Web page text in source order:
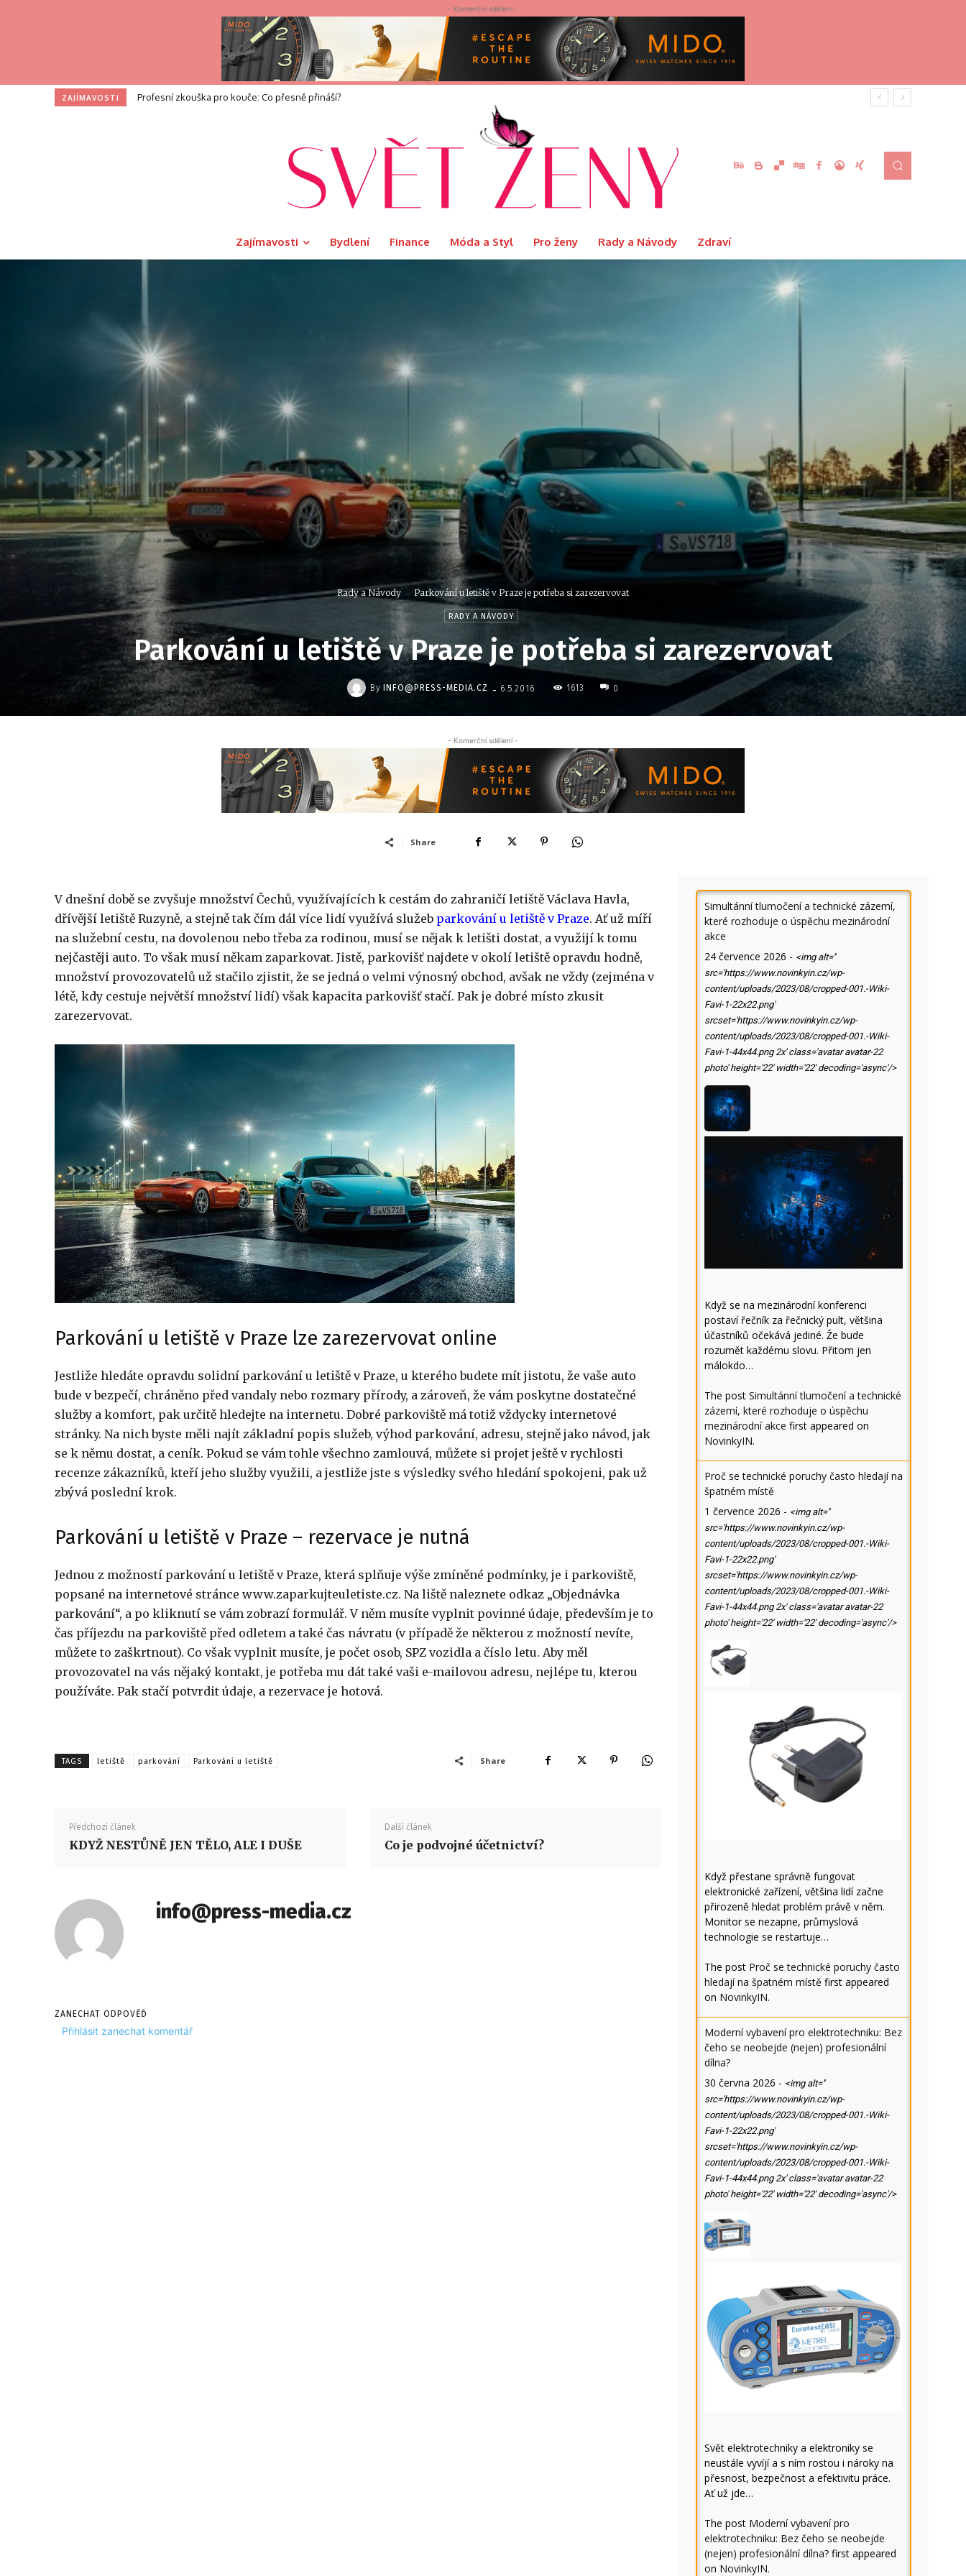
- Komerční sdělení -
ZAJÍMAVOSTI I na toaletě si zasloužíte dotek luxusu. Velvet představuje limitovanou edici Ritual s podmanivou vůní Orientu
Zajímavosti Bydlení Finance Móda a Styl Pro ženy Rady a Návody Zdraví
Rady a Návody Parkování u letiště v Praze je potřeba si zarezervovat
RADY A NÁVODY
Parkování u letiště v Praze je potřeba si zarezervovat
By INFO@PRESS-MEDIA.CZ - 6.5.2016 1613 0
- Komerční sdělení -
Share
V dnešní době se zvyšuje množství Čechů, využívajících k cestám do zahraničí letiště Václava Havla,
dřívější letiště Ruzyně, a stejně tak čím dál více lidí využívá služeb parkování u letiště v Praze. Ať už míří
na služební cestu, na dovolenou nebo třeba za rodinou, musí se nějak k letišti dostat, a využijí k tomu
nejčastěji auto. To však musí někam zaparkovat. Jistě, parkovišť najdete v okolí letiště opravdu hodně,
množství provozovatelů už stačilo zjistit, že se jedná o velmi výnosný obchod, avšak ne vždy (zejména v
létě, kdy cestuje největší množství lidí) však kapacita parkovišť stačí. Pak je dobré místo zkusit
zarezervovat.
Parkování u letiště v Praze lze zarezervovat online
Jestliže hledáte opravdu solidní parkování u letiště v Praze, u kterého budete mít jistotu, že vaše auto
bude v bezpečí, chráněno před vandaly nebo rozmary přírody, a zároveň, že vám poskytne dostatečné
služby a komfort, pak určitě hledejte na internetu. Dobré parkoviště má totiž vždycky internetové
stránky. Na nich byste měli najít základní popis služeb, výhod parkování, adresu, stejně jako návod, jak
se k němu dostat, a ceník. Pokud se vám tohle všechno zamlouvá, můžete si projet ještě v rychlosti
recenze zákazníků, kteří jeho služby využili, a jestliže jste s výsledky svého hledání spokojeni, pak už
zbývá poslední krok.
Parkování u letiště v Praze – rezervace je nutná
Jednou z možností parkování u letiště v Praze, která splňuje výše zmíněné podmínky, je i parkoviště,
popsané na internetové stránce www.zaparkujteuletiste.cz. Na liště naleznete odkaz „Objednávka
parkování“, a po kliknutí se vám zobrazí formulář. V něm musíte vyplnit povinné údaje, především je to
čas příjezdu na parkoviště před odletem a také čas návratu (v případě že některou z možností nevíte,
můžete to zaškrtnout). Co však vyplnit musíte, je počet osob, SPZ vozidla a číslo letu. Aby měl
provozovatel na vás nějaký kontakt, je potřeba mu dát také vaši e-mailovou adresu, nejlépe tu, kterou
používáte. Pak stačí potvrdit údaje, a rezervace je hotová.
TAGS letiště parkování Parkování u letiště Share
Předchozí článek
KDYŽ NESTŮNĚ JEN TĚLO, ALE I DUŠE
Další článek
Co je podvojné účetnictví?
info@press-media.cz
ZANECHAT ODPOVĚĎ
Přihlásit zanechat komentář
Simultánní tlumočení a technické zázemí,
které rozhoduje o úspěchu mezinárodní
akce
24 července 2026 - <img alt=''
src='https://www.novinkyin.cz/wp-
content/uploads/2023/08/cropped-001.-Wiki-
Favi-1-22x22.png'
srcset='https://www.novinkyin.cz/wp-
content/uploads/2023/08/cropped-001.-Wiki-
Favi-1-44x44.png 2x' class='avatar avatar-22
photo' height='22' width='22' decoding='async'/>
Když se na mezinárodní konferenci
postaví řečník za řečnický pult, většina
účastníků očekává jediné. Že bude
rozumět každému slovu. Přitom jen
málokdo…
The post Simultánní tlumočení a technické
zázemí, které rozhoduje o úspěchu
mezinárodní akce first appeared on
NovinkyIN.
Proč se technické poruchy často hledají na
špatném místě
1 července 2026 - <img alt=''
src='https://www.novinkyin.cz/wp-
content/uploads/2023/08/cropped-001.-Wiki-
Favi-1-22x22.png'
srcset='https://www.novinkyin.cz/wp-
content/uploads/2023/08/cropped-001.-Wiki-
Favi-1-44x44.png 2x' class='avatar avatar-22
photo' height='22' width='22' decoding='async'/>
Když přestane správně fungovat
elektronické zařízení, většina lidí začne
přirozeně hledat problém právě v něm.
Monitor se nezapne, průmyslová
technologie se restartuje…
The post Proč se technické poruchy často
hledají na špatném místě first appeared
on NovinkyIN.
Moderní vybavení pro elektrotechniku: Bez
čeho se neobejde (nejen) profesionální
dílna?
30 června 2026 - <img alt=''
src='https://www.novinkyin.cz/wp-
content/uploads/2023/08/cropped-001.-Wiki-
Favi-1-22x22.png'
srcset='https://www.novinkyin.cz/wp-
content/uploads/2023/08/cropped-001.-Wiki-
Favi-1-44x44.png 2x' class='avatar avatar-22
photo' height='22' width='22' decoding='async'/>
Svět elektrotechniky a elektroniky se
neustále vyvíjí a s ním rostou i nároky na
přesnost, bezpečnost a efektivitu práce.
Ať už jde…
The post Moderní vybavení pro
elektrotechniku: Bez čeho se neobejde
(nejen) profesionální dílna? first appeared
on NovinkyIN.